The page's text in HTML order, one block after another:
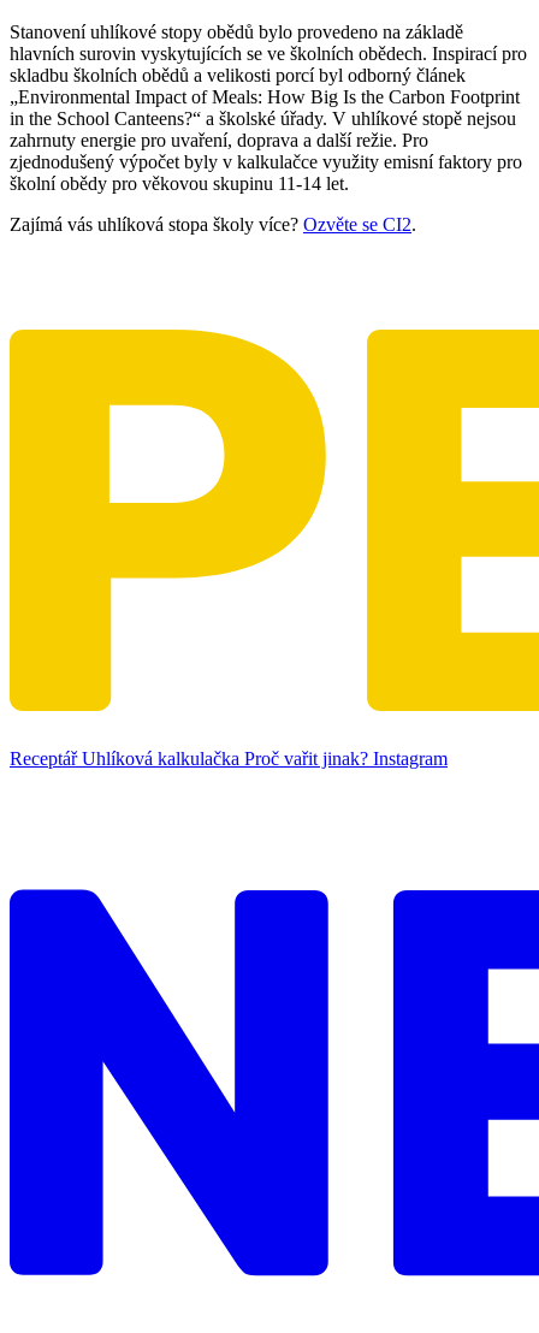
Stanovení uhlíkové stopy obědů bylo provedeno na základě
hlavních surovin vyskytujících se ve školních obědech. Inspirací pro
skladbu školních obědů a velikosti porcí byl odborný článek
„Environmental Impact of Meals: How Big Is the Carbon Footprint
in the School Canteens?“ a školské úřady. V uhlíkové stopě nejsou
zahrnuty energie pro uvaření, doprava a další režie. Pro
zjednodušený výpočet byly v kalkulačce využity emisní faktory pro
školní obědy pro věkovou skupinu 11-14 let.
Zajímá vás uhlíková stopa školy více? Ozvěte se CI2.
ReceptářUhlíková kalkulačka Proč vařit jinak? Instagram